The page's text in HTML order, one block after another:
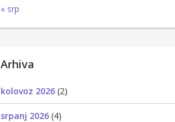
« srp
Arhiva
kolovoz 2026 (2)
srpanj 2026 (4)